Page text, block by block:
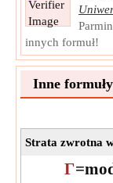
innych formuł!
Inne
Strata zwrotna
Γ=